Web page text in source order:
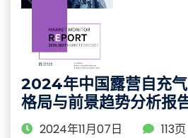
2024年中国露营自充
格局与前景趋势分析报
2024年11月07日
113页